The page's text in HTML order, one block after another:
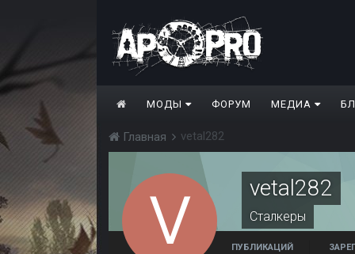
МОДЫ ФОРУМ МЕДИА
Главная vetal282
vetal282
Сталкеры
ПУБЛИКАЦИЙ